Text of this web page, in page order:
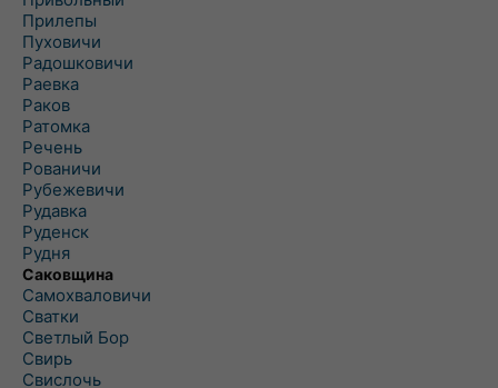
Прилепы
Пуховичи
Радошковичи
Раевка
Раков
Ратомка
Речень
Рованичи
Рубежевичи
Рудавка
Руденск
Рудня
Саковщина
Самохваловичи
Сватки
Светлый Бор
Свирь
Свислочь